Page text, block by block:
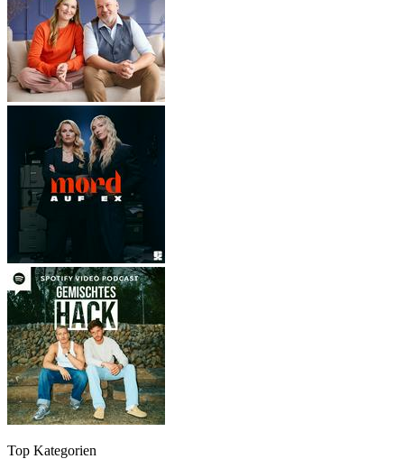
Top Kategorien